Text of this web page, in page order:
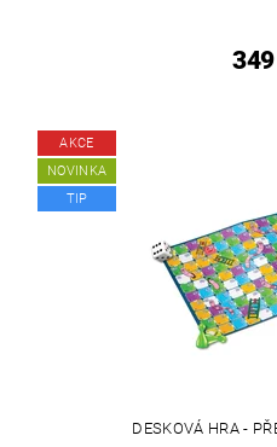
AKCE
NOVINKA
TIP
DESKOVÁ HRA -